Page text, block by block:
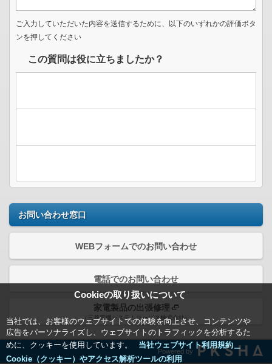
Cookieの取り扱いについて
当社では、お客様のウェブサイトでの体験を向上させ、コンテンツや
広告をパーソナライズし、ウェブサイトのトラフィックを分析するた
めに、クッキーを使用しています。
当社ウェブサイト利用規約＿
Cookie（クッキー）やアクセス解析ツールの利用
ご入力していただいた内容を送信するために、以下のいずれかの評価ボタ
ンを押してください
この質問は役に立ちましたか？
お問い合わせ窓口
WEBフォームでのお問い合わせ
電話でのお問い合わせ
家電製品の出張修理
（三菱電機システムサービス株式会社）
Powered by